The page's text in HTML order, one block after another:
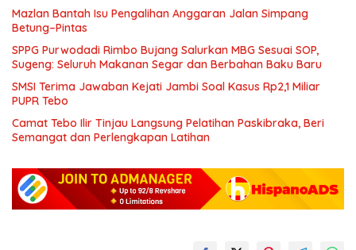
Mazlan Bantah Isu Pengalihan Anggaran Jalan Simpang
Betung–Pintas
SPPG Purwodadi Rimbo Bujang Salurkan MBG Sesuai SOP,
Sugeng: Seluruh Makanan Segar dan Berbahan Baku Baru
SMSI Terima Jawaban Kejati Jambi Soal Kasus Rp2,1 Miliar
PUPR Tebo
Camat Tebo Ilir Tinjau Langsung Pelatihan Paskibraka, Beri
Semangat dan Perlengkapan Latihan